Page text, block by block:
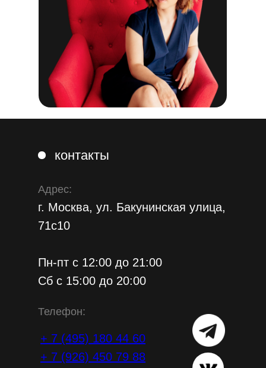
+ 7 (495) 180 44 60
+ 7 (926) 450 79 88
Телефон:
Адрес:
г. Москва, ул. Бакунинская улица,
71с10
Пн-пт с 12:00 до 21:00
Сб с 15:00 до 20:00
контакты